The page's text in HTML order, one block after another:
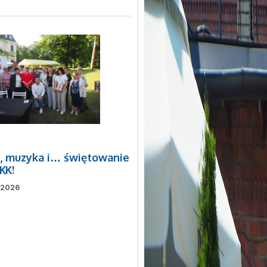
muzyka i… świętowanie